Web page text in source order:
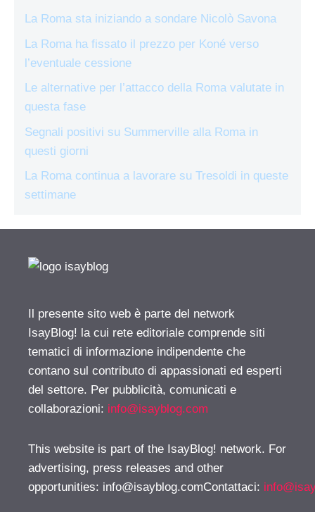
La Roma sta iniziando a sondare Nicolò Savona
La Roma ha fissato il prezzo per Koné verso
l’eventuale cessione
Le alternative per l’attacco della Roma valutate in
questa fase
Segnali positivi su Summerville alla Roma in
questi giorni
La Roma continua a lavorare su Tresoldi in queste
settimane
Il presente sito web è parte del network
IsayBlog! la cui rete editoriale comprende siti
tematici di informazione indipendente che
contano sul contributo di appassionati ed esperti
del settore. Per pubblicità, comunicati e
collaborazioni: info@isayblog.com
This website is part of the IsayBlog! network. For
advertising, press releases and other
opportunities: info@isayblog.comContattaci: